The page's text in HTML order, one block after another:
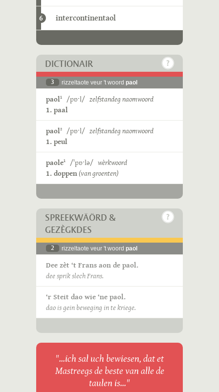
6 intercontinentaol
DICTIONAIR
3 rizzeltaote veur 't woord paol
paol1 /pɒˑl/ zelfstandeg naomwoord
1. paal
paol2 /pɒˑl/ zelfstandeg naomwoord
1. peul
paole1 /ˈpɒˑlə/ wèrkwoord
1. doppen(van groenten)
SPREEKWÄÖRD &
GEZÈGKDES
2 rizzeltaote veur 't woord paol
Dee zèt ‘t Frans aon de paol.
dee sprik slech Frans.
‘r Steit dao wie ‘ne paol.
dao is gein beweging in te kriege.
"...ich sal uch bewiesen, dat et
Mastreegs de beste van alle de
taulen is..."